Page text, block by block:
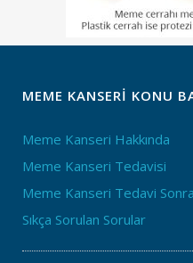
MEME KANSERI KONU
Meme Kanseri Hakkında
Meme Kanseri Tedavisi
Meme Kanseri Tedavi
Sıkça Sorulan Sorular